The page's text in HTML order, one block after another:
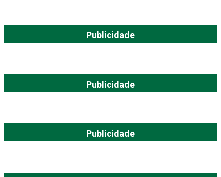
Publicidade
Publicidade
Publicidade